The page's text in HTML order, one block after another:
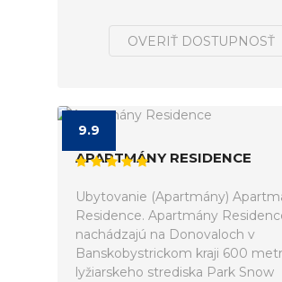
OVERIŤ DOSTUPNOSŤ
9.9
APARTMÁNY RESIDENCE
Ubytovanie (Apartmány)
Residence. Apartmány
nachádzajú na Donovaloch v
Banskobystrickom kraji 600
lyžiarskeho strediska Park Snow